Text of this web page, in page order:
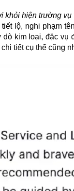
hiện trường
lộ, nghi phạm
kim loại, đặc vụ
tiết cụ thể cũng